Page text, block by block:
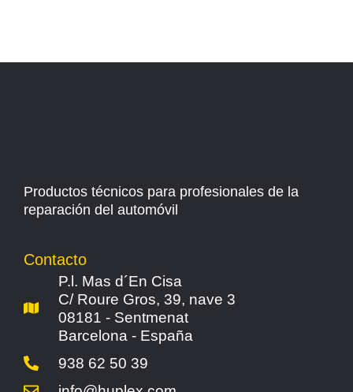
Productos técnicos para profesionales de la
reparación del automóvil
Contacto
P.l. Mas d´En Cisa
C/ Roure Gros, 39, nave 3
08181 - Sentmenat
Barcelona - España
938 62 50 39